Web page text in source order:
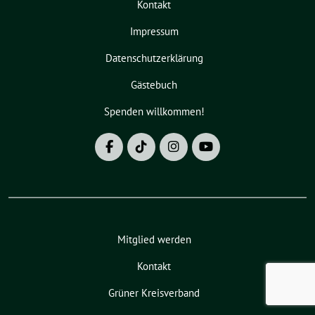
Kontakt
Impressum
Datenschutzerklärung
Gästebuch
Spenden willkommen!
Mitglied werden
Kontakt
Grüner Kreisverband